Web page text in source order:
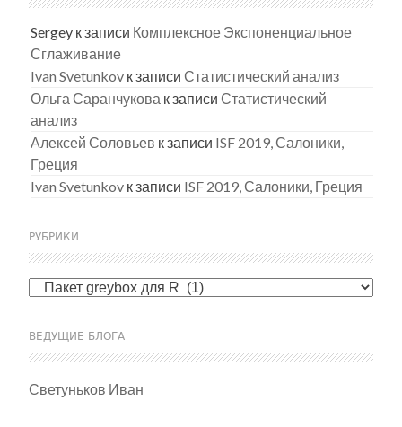
Sergey к записи Комплексное Экспоненциальное
Сглаживание
Ivan Svetunkov к записиСтатистический анализ
Ольга Саранчукова к записиСтатистический
анализ
Алексей Соловьев к записи ISF 2019, Салоники,
Греция
Ivan Svetunkov к записи ISF 2019, Салоники, Греция
РУБРИКИ
Рубрики
ВЕДУЩИЕ БЛОГА
Светуньков Иван